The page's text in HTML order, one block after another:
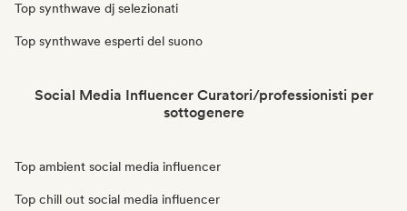
Top synthwave dj selezionati
Top synthwave esperti del suono
Social Media Influencer Curatori/professionisti per
sottogenere
Top ambient social media influencer
Top chill out social media influencer